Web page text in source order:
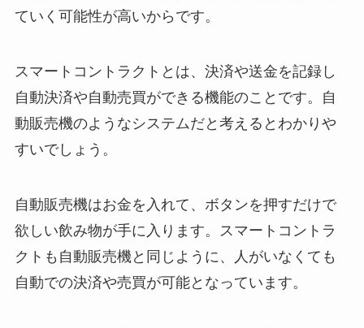
ていく可能性が高いからです。
スマートコントラクトとは、決済や送金を記録し
自動決済や自動売買ができる機能のことです。自
動販売機のようなシステムだと考えるとわかりや
すいでしょう。
自動販売機はお金を入れて、ボタンを押すだけで
欲しい飲み物が手に入ります。スマートコントラ
クトも自動販売機と同じように、人がいなくても
自動での決済や売買が可能となっています。